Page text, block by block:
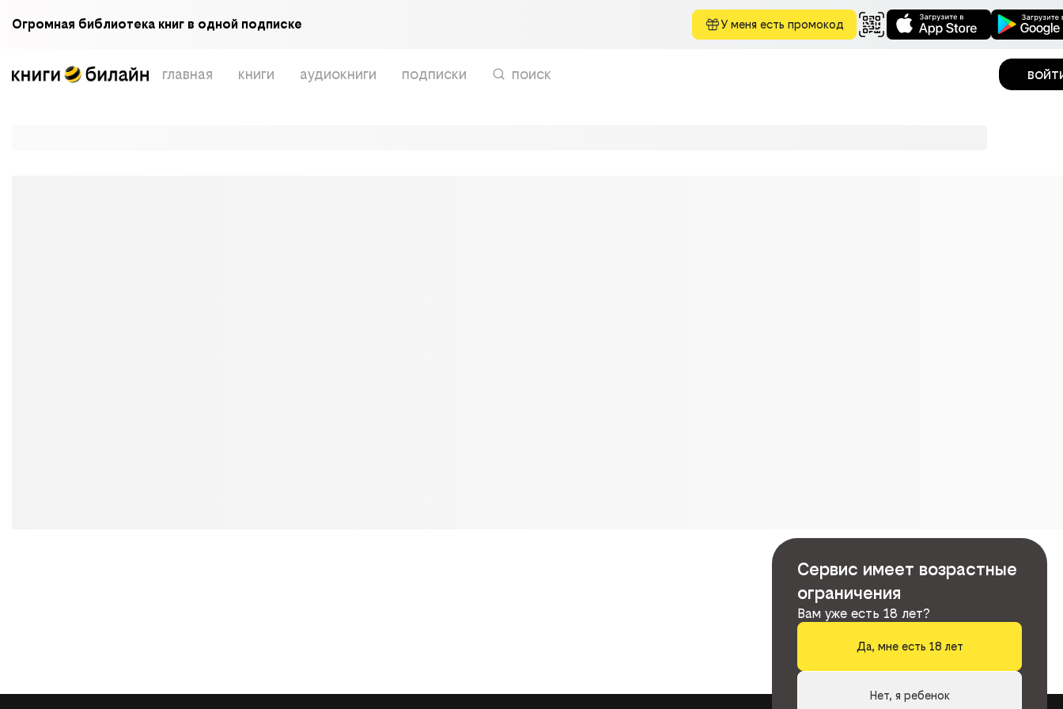
Огромная библиотека книг в одной подписке У меня есть промокод
главная книги аудиокниги подписки поиск
Сервис имеет возрастные
ограничения
Вам уже есть 18 лет?
Да, мне есть 18 лет
Нет, я ребенок